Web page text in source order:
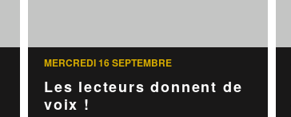
MERCREDI 16 SEPTEMBRE
Les lecteurs donnent de
voix !